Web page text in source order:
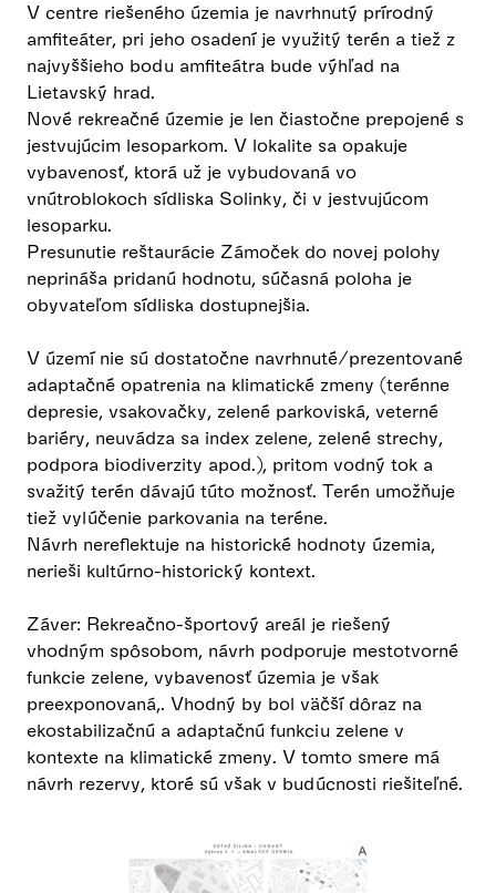
V centre riešeného územia je navrhnutý prírodný
amfiteáter, pri jeho osadení je využitý terén a tiež z
najvyššieho bodu amfiteátra bude výhľad na
Lietavský hrad.
Nové rekreačné územie je len čiastočne prepojené s
jestvujúcim lesoparkom. V lokalite sa opakuje
vybavenosť, ktorá už je vybudovaná vo
vnútroblokoch sídliska Solinky, či v jestvujúcom
lesoparku.
Presunutie reštaurácie Zámoček do novej polohy
neprináša pridanú hodnotu, súčasná poloha je
obyvateľom sídliska dostupnejšia.
V území nie sú dostatočne navrhnuté/prezentované
adaptačné opatrenia na klimatické zmeny (terénne
depresie, vsakovačky, zelené parkoviská, veterné
bariéry, neuvádza sa index zelene, zelené strechy,
podpora biodiverzity apod.), pritom vodný tok a
svažitý terén dávajú túto možnosť. Terén umožňuje
tiež vylúčenie parkovania na teréne.
Návrh nereflektuje na historické hodnoty územia,
nerieši kultúrno-historický kontext.
Záver: Rekreačno-športový areál je riešený
vhodným spôsobom, návrh podporuje mestotvorné
funkcie zelene, vybavenosť územia je však
preexponovaná,. Vhodný by bol väčší dôraz na
ekostabilizačnú a adaptačnú funkciu zelene v
kontexte na klimatické zmeny. V tomto smere má
návrh rezervy, ktoré sú však v budúcnosti riešiteľné.